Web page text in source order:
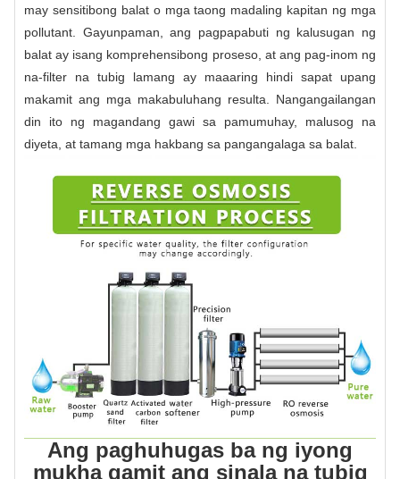
may sensitibong balat o mga taong madaling kapitan ng mga
pollutant. Gayunpaman, ang pagpapabuti ng kalusugan ng
balat ay isang komprehensibong proseso, at ang pag-inom ng
na-filter na tubig lamang ay maaaring hindi sapat upang
makamit ang mga makabuluhang resulta. Nangangailangan
din ito ng magandang gawi sa pamumuhay, malusog na
diyeta, at tamang mga hakbang sa pangangalaga sa balat.
Ang paghuhugas ba ng iyong
mukha gamit ang sinala na tubig